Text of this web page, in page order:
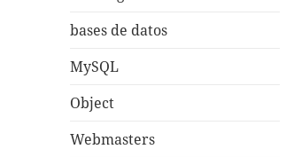
bases de datos
MySQL
Object
Webmasters